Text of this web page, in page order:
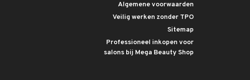
Algemene voorwaarden
Veilig werken zonder TPO
Sitemap
Professioneel inkopen voor
salons bij Mega Beauty Shop